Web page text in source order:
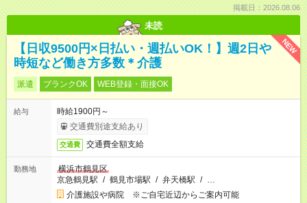
掲載日：2026.08.06
未読
NEW
【日収9500円×日払い・週払いOK！】週2日や
時短など働き方多数＊介護
派遣 ブランクOK WEB登録・面接OK
給与
時給1900円～
交通費別途支給あり
交通費 交通費全額支給
勤務地
横浜市鶴見区
京急鶴見駅 / 鶴見市場駅 / 弁天橋駅 / …
介護施設や病院 ※ご自宅近辺からご案内可能